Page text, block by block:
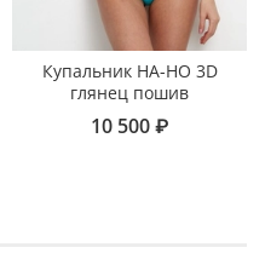
Купальник НА-НО 3D
глянец пошив
10 500 ₽